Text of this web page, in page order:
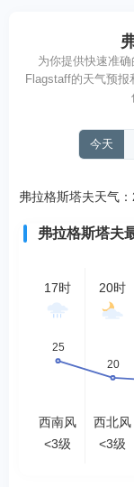
为你提供快速准
Flagstaff的天气预
今天
弗拉格斯塔夫天气
弗拉格斯塔夫
17时
西南风
<3级
20时
西北风
<3级